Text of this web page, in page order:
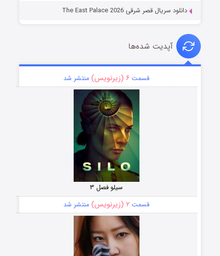
دانلود سریال قصر شرقی The East Palace 2026
آپدیت شده‌ها
قسمت ۶ (زیرنویس) منتشر شد
سیلو فصل ۳
قسمت ۲ (زیرنویس) منتشر شد